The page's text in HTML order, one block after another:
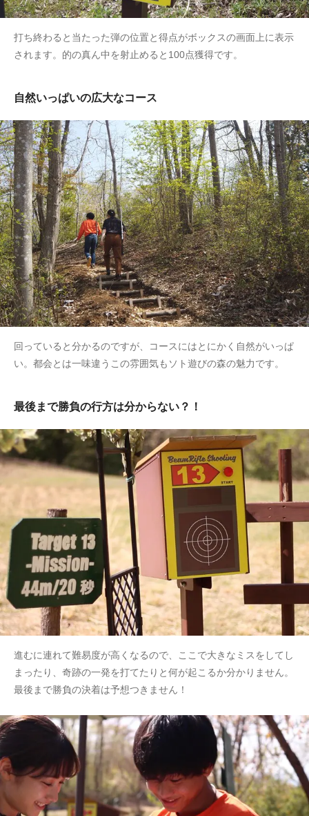
打ち終わると当たった弾の位置と得点がボックスの画面上に表示
されます。的の真ん中を射止めると100点獲得です。
自然いっぱいの広大なコース
回っていると分かるのですが、コースにはとにかく自然がいっぱ
い。都会とは一味違うこの雰囲気もソト遊びの森の魅力です。
最後まで勝負の行方は分からない？！
進むに連れて難易度が高くなるので、ここで大きなミスをしてし
まったり、奇跡の一発を打てたりと何が起こるか分かりません。
最後まで勝負の決着は予想つきません！